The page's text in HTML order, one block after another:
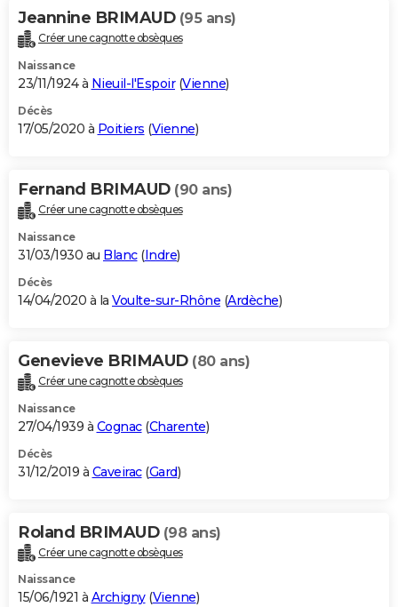
Jeannine BRIMAUD (95 ans)
Créer une cagnotte obsèques
Naissance
23/11/1924 à Nieuil-l'Espoir(Vienne)
Décès
17/05/2020 à Poitiers (Vienne)
Fernand BRIMAUD (90 ans)
Créer une cagnotte obsèques
Naissance
31/03/1930 au Blanc(Indre)
Décès
14/04/2020 à la Voulte-sur-Rhône (Ardèche)
Genevieve BRIMAUD (80 ans)
Créer une cagnotte obsèques
Naissance
27/04/1939 à Cognac(Charente)
Décès
31/12/2019 à Caveirac(Gard)
Roland BRIMAUD (98 ans)
Créer une cagnotte obsèques
Naissance
15/06/1921 à Archigny(Vienne)